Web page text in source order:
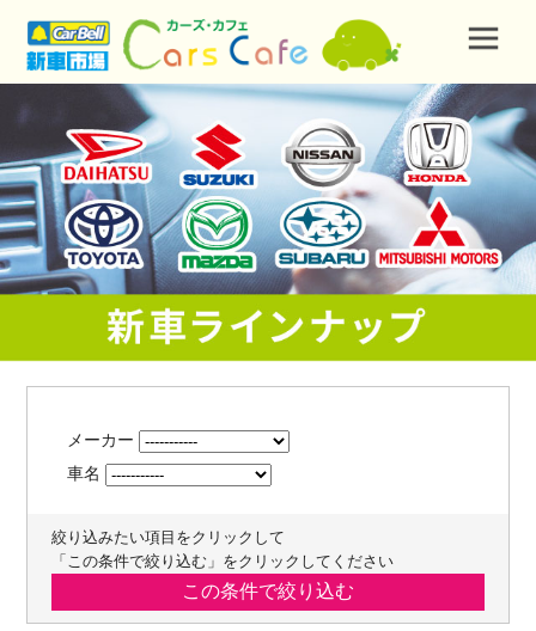
メーカー
車名
絞り込みたい項目をクリックして
「この条件で絞り込む」をクリックしてください